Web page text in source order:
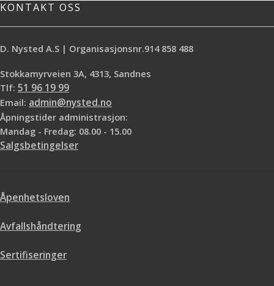
KONTAKT OSS
D. Nysted A.S | Organisasjonsnr.914 858 488
Stokkamyrveien 3A, 4313, Sandnes
Tlf: 51 96 19 99
Email: admin@nysted.no
Åpningstider administrasjon:
Mandag - Fredag: 08.00 - 15.00
Salgsbetingelser
Åpenhetsloven
Avfallshåndtering
Sertifiseringer